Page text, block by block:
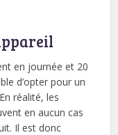
en journée et 20
d’opter pour un
réalité, les
en aucun cas
Il est donc